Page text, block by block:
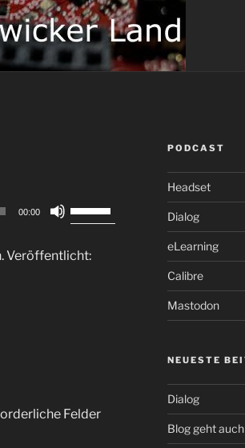
00:00
Hoch/Runter
um
Veröffentlicht:
Felder
PODCAST
Headset
Dialog
eLearning
Calibre
Mastodon
NEUESTE
Dialog
Blog geht